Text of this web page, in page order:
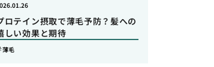
ロテイン摂取で薄毛予防？髪への
しい効果と期待
薄毛